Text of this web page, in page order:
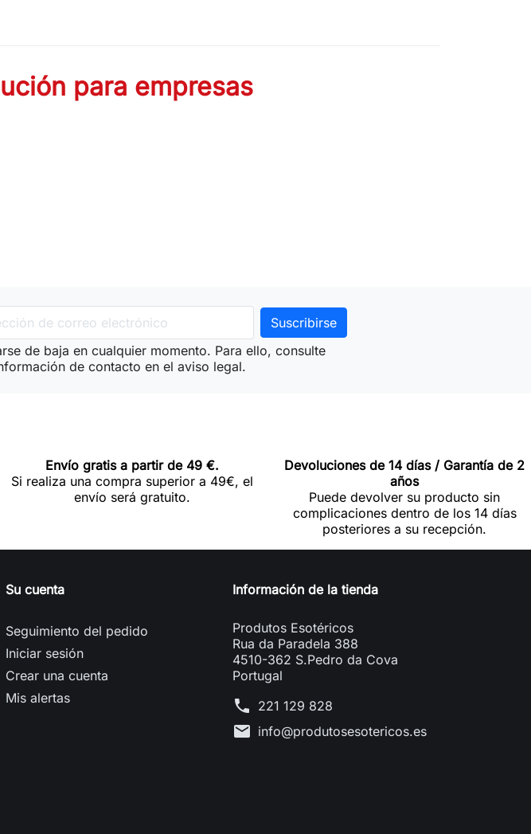
para empresas
de baja en cualquier momento. Para ello, consulte
de contacto en el aviso legal.
Envío gratis a partir de 49 €.
Si realiza una compra superior a 49€, el
envío será gratuito.
Devoluciones de 14 días / Garantía de 2
años
Puede devolver su producto sin
complicaciones dentro de los 14 días
posteriores a su recepción.
Su cuenta
Seguimiento del pedido
Iniciar sesión
Crear una cuenta
Mis alertas
Información de la tienda
Produtos Esotéricos
Rua da Paradela 388
4510-362 S.Pedro da Cova
Portugal
phone 221 129 828
mail info@produtosesotericos.es